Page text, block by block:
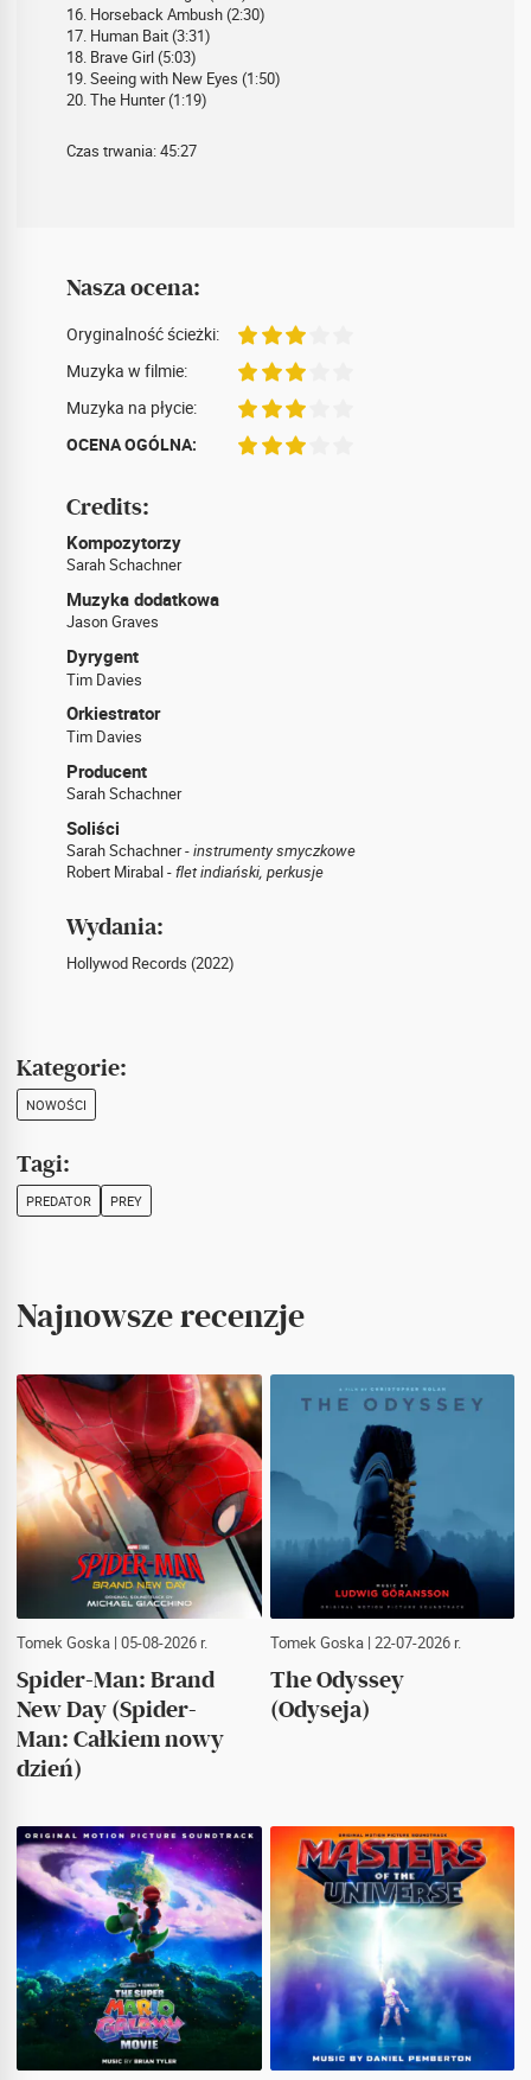
16. Horseback Ambush (2:30)
17. Human Bait (3:31)
18. Brave Girl (5:03)
19. Seeing with New Eyes (1:50)
20. The Hunter (1:19)
Czas trwania: 45:27
Nasza ocena:
Oryginalność ścieżki:
Muzyka w filmie:
Muzyka na płycie:
OCENA OGÓLNA:
Credits:
Kompozytorzy
Sarah Schachner
Muzyka dodatkowa
Jason Graves
Dyrygent
Tim Davies
Orkiestrator
Tim Davies
Producent
Sarah Schachner
Soliści
Sarah Schachner -instrumenty smyczkowe
Robert Mirabal -flet indiański, perkusje
Wydania:
Hollywod Records (2022)
Kategorie:
NOWOŚCI
Tagi:
PREDATOR PREY
Najnowsze recenzje
Tomek Goska | 05-08-2026 r.
Spider-Man: Brand
New Day (Spider-
Man: Całkiem nowy
dzień)
Tomek Goska| 22-07-2026 r.
The Odyssey
(Odyseja)